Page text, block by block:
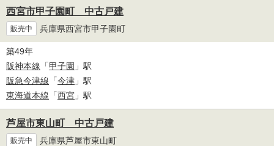
西宮市甲子園町 中古戸建
販売中 兵庫県西宮市甲子園町
築49年
阪神本線 「甲子園 」駅
阪急今津線 「今津 」駅
東海道本線 「西宮 」駅
芦屋市東山町 中古戸建
販売中 兵庫県芦屋市東山町